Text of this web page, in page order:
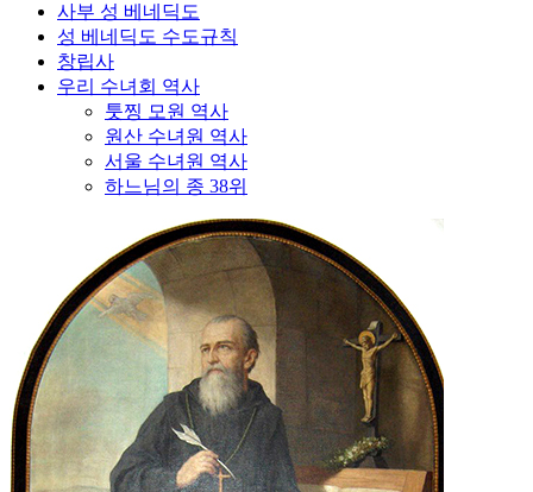
사부 성 베네딕도
성 베네딕도 수도규칙
창립사
우리 수녀회 역사
툿찡 모원 역사
원산 수녀원 역사
서울 수녀원 역사
하느님의 종 38위